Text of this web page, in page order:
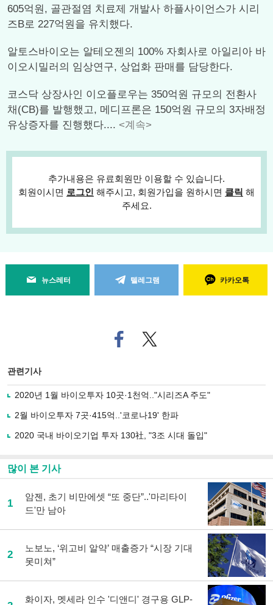
605억원, 골관절염 치료제 개발사 하플사이언스가 시리
즈B로 227억원을 유치했다.
알토스바이오는 알테오젠의 100% 자회사로 아일리아 바
이오시밀러의 임상연구, 상업화 판매를 담당한다.
코스닥 상장사인 이오플로우는 350억원 규모의 전환사
채(CB)를 발행했고, 메디프론은 150억원 규모의 3자배정
유상증자를 진행했다.... <계속>
추가내용은 유료회원만 이용할 수 있습니다.
회원이시면 로그인 해주시고, 회원가입을 원하시면 클릭 해
주세요.
뉴스레터 텔레그램 카카오톡
페
이
로
기
사
유
트위
터로
관련기사
2020년 1월 바이오투자 10곳·1천억.."시리즈A 주도"
2월 바이오투자 7곳·415억..'코로나19' 한파
2020 국내 바이오기업 투자 130社, "3조 시대 돌입"
많이 본 기사
1
암젠, 초기 비만에셋 “또 중단”..'마리타이
드'만 남아
2
노보노, ‘위고비 알약’ 매출증가 “시장 기대
못미쳐”
화이자, 멧세라 인수 '디앤디' 경구용 GLP-